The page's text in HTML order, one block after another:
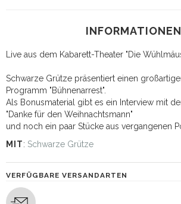
INFORMATIONEN
Live aus dem Kabarett-Theater "Die
Schwarze Grütze präsentiert einen
Programm "Bühnenarrest".
Als Bonusmaterial gibt es ein Interview mit
"Danke für den Weihnachtsmann"
und noch ein paar Stücke aus vergangenen
MIT: Schwarze Grütze
VERFÜGBARE VERSANDARTEN